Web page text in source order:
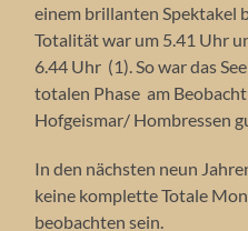
einem brillanten Spektakel
Totalität war um 5.41 Uhr
6.44 Uhr (1). So war das
totalen Phase am
Hofgeismar/ Hombressen
In den nächsten neun
keine komplette Totale
beobachten sein.